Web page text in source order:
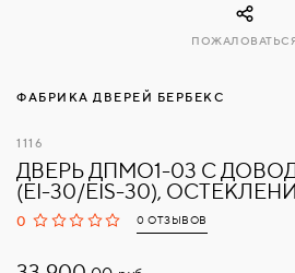
ФАБРИКА ДВЕРЕЙ БЕРБЕКС
1116
ДВЕРЬ ДПМО1-03 С
(EI-30/EIS-30),
0 0 ОТЗЫВОВ